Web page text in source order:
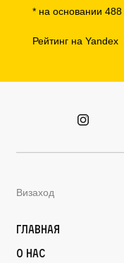
Рейтинг на Yandex
* на основании 488
Визаход
Главная
О нас